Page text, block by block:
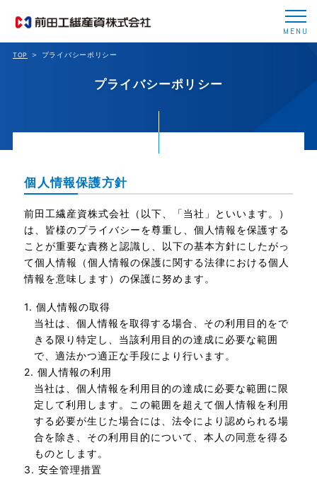
MENU
TOP プライバシーポリシー
プライバシーポリシー
個人情報保護方針
前田工繊産資株式会社（以下、「当社」といいます。）
は、皆様のプライバシーを尊重し、個人情報を保護する
ことが重要な責務と認識し、以下の基本方針にしたがっ
て個人情報（個人情報の保護に関する法律における個人
情報を意味します）の保護に努めます。
1. 個人情報の取得
当社は、個人情報を取得する場合、その利用目的をで
きる限り特定し、当該利用目的の達成に必要な範囲
で、適法かつ適正な手段により行います。
2. 個人情報の利用
当社は、個人情報を利用目的の達成に必要な範囲に限
定して利用します。この範囲を超えて個人情報を利用
する必要が生じた場合には、法令により認められる場
合を除き、その利用目的について、本人の同意を得る
ものとします。
3. 安全管理措置